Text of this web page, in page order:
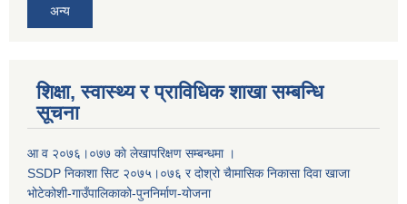
अन्य
शिक्षा, स्वास्थ्य र प्राविधिक शाखा सम्बन्धि
सूचना
आ व २०७६।०७७ काे लेखापरिक्षण सम्बन्धमा ।
SSDP निकाशा सिट २०७५।०७६ र दोश्रो चैामासिक निकासा दिवा खाजा
भोटेकोशी-गाउँपालिकाको-पुननिर्माण-योजना